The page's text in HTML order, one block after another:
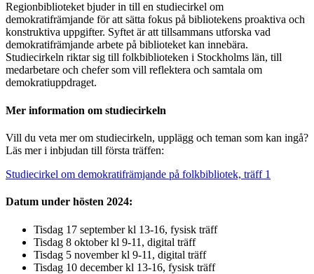
Regionbiblioteket bjuder in till en studiecirkel om
demokratifrämjande för att sätta fokus på bibliotekens proaktiva och
konstruktiva uppgifter. Syftet är att tillsammans utforska vad
demokratifrämjande arbete på biblioteket kan innebära.
Studiecirkeln riktar sig till folkbiblioteken i Stockholms län, till
medarbetare och chefer som vill reflektera och samtala om
demokratiuppdraget.
Mer information om studiecirkeln
Vill du veta mer om studiecirkeln, upplägg och teman som kan ingå?
Läs mer i inbjudan till första träffen:
Studiecirkel om demokratifrämjande på folkbibliotek, träff 1
Datum under hösten 2024:
Tisdag 17 september kl 13-16, fysisk träff
Tisdag 8 oktober kl 9-11, digital träff
Tisdag 5 november kl 9-11, digital träff
Tisdag 10 december kl 13-16, fysisk träff